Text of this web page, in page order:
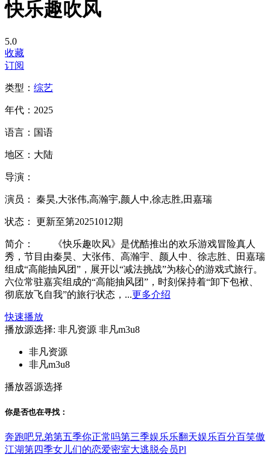
快乐趣吹风
5.0
收藏
订阅
类型： 综艺
年代： 2025
语言： 国语
地区： 大陆
导演：
演员： 秦昊,大张伟,高瀚宇,颜人中,徐志胜,田嘉瑞
状态： 更新至第20251012期
简介：
《快乐趣吹风》是优酷推出的欢乐游戏冒险真人
秀，节目由秦昊、大张伟、高瀚宇、颜人中、徐志胜、田嘉瑞
组成“高能抽风团”，展开以“减法挑战”为核心的游戏式旅行。
六位常驻嘉宾组成的“高能抽风团”，时刻保持着“卸下包袱、
彻底放飞自我”的旅行状态，...更多介绍
快速播放
播放源选择: 非凡资源 非凡m3u8
非凡资源
非凡m3u8
播放器源选择
你是否也在寻找 ：
奔跑吧兄弟第五季你正常吗第三季娱乐乐翻天娱乐百分百笑傲
江湖第四季女儿们的恋爱密室大逃脱会员Pl